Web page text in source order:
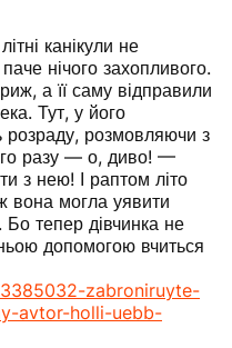
канікули не
нічого захопливого.
а її саму відправили
Тут, у його
розраду, розмовляючи з
разу — о, диво! —
з нею! І раптом літо
вона могла уявити
Бо тепер дівчинка не
допомогою вчиться
zabroniruyte-
avtor-holli-uebb-